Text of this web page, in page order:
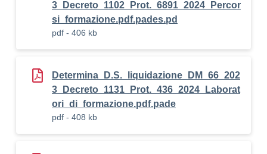
3_Decreto_1102_Prot._6891_2024_Percor
si_formazione.pdf.pades.pd
pdf - 406 kb
Determina_D.S._liquidazione_DM_66_202
3_Decreto_1131_Prot._436_2024_Laborat
ori_di_formazione.pdf.pade
pdf - 408 kb